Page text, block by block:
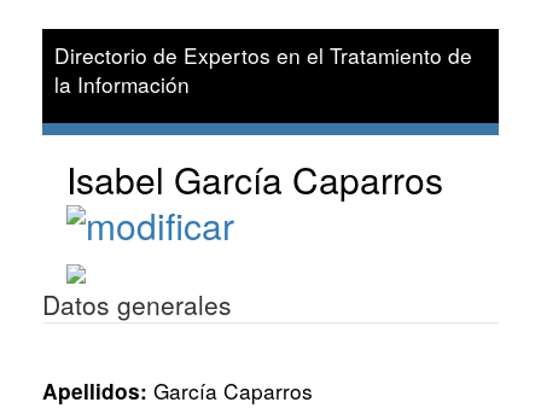
Directorio de Expertos en el Tratamiento de
la Información
Isabel García Caparros
Datos generales
Apellidos: García Caparros